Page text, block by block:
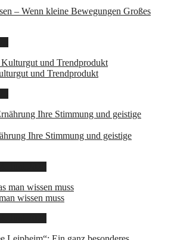
– Wenn kleine Bewegungen Großes
und Trendprodukt
Ihre Stimmung und geistige
wissen muss